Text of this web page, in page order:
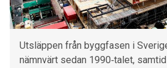
Utsläppen från byggfasen i
nämnvärt sedan 1990‑talet,